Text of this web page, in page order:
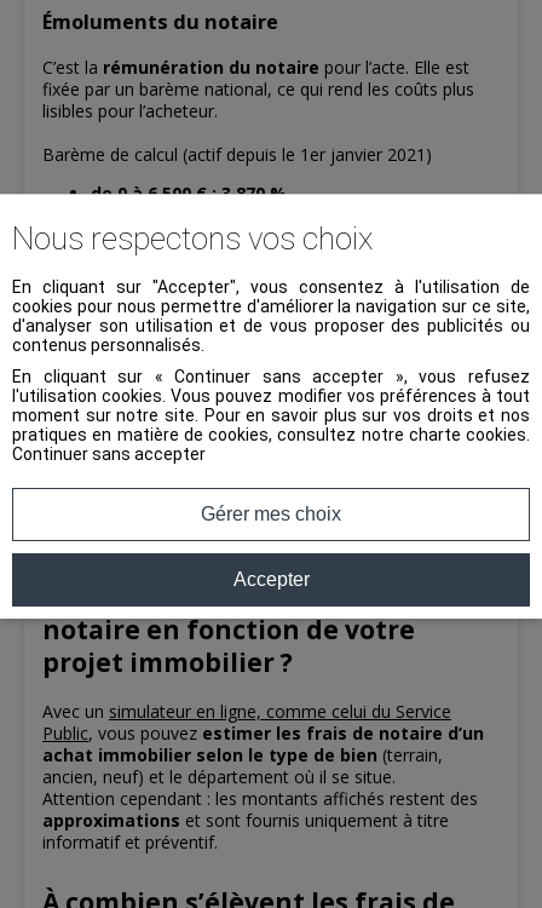
Émoluments du notaire
C’est la rémunération du notaire pour l’acte. Elle est
fixée par un barème national, ce qui rend les coûts plus
lisibles pour l’acheteur.
Barème de calcul (actif depuis le 1er janvier 2021)
de 0 à 6 500 € : 3,870 %
de 17 000 € à 60 000 € : 1,064 %
au-delà de 60 000 € : 0,799 %
Quel taux de frais de notaire
prévoir lors d’un achat immobilier
?
Lors del’achat d’un appartement ou d’une maison
l’acheteur doit intégrer les frais de notaire au budget. En
pratique,on compte généralement autour de 2 à 3 %
du prix pour un logement neuf, contre un taux
d’environ 7 à 8 % pour une acquisition dans l’ancien.
Comment estimer les frais de
notaire en fonction de votre
projet immobilier ?
Avec un simulateur en ligne, comme celui du Service
Public, vous pouvez estimer les frais de notaire d’un
achat immobilier selon le type de bien (terrain,
ancien, neuf) et le département où il se situe.
Attention cependant : les montants affichés restent des
approximations et sont fournis uniquement à titre
informatif et préventif.
Nous respectons vos choix
En cliquant sur "Accepter", vous consentez à l'utilisation de
cookies pour nous permettre d'améliorer la navigation sur ce site,
d'analyser son utilisation et de vous proposer des publicités ou
contenus personnalisés.
En cliquant sur « Continuer sans accepter », vous refusez
l'utilisation cookies. Vous pouvez modifier vos préférences à tout
moment sur notre site. Pour en savoir plus sur vos droits et nos
pratiques en matière de cookies, consultez notre charte cookies
Continuer sans accepter
Gérer mes choix
Accepter